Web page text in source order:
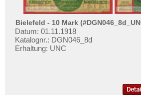
Bielefeld - 10 Mark
Datum: 01.11.1918
Katalognr.: DGN046_8d
Erhaltung: UNC